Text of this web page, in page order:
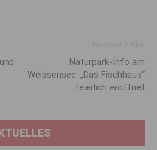
Naturpark-Info am
Weissensee: „Das Fischhaus“
feierlich eröffnet